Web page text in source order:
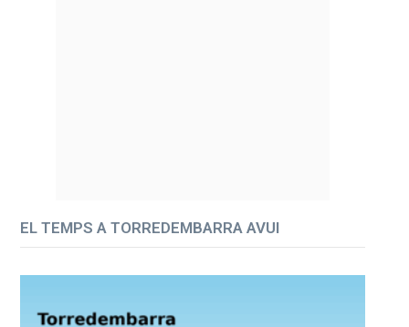
EL TEMPS A TORREDEMBARRA AVUI